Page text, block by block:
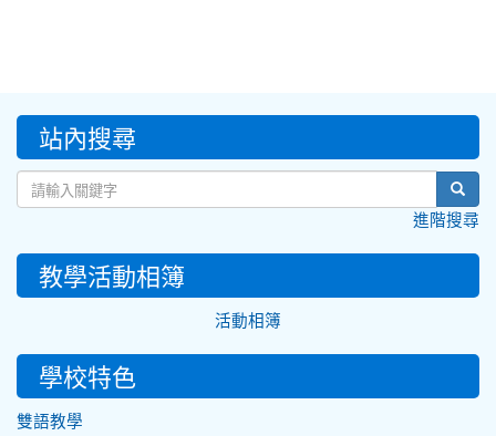
::: 站內搜尋
進階搜尋
教學活動相簿
活動相簿
學校特色
雙語教學